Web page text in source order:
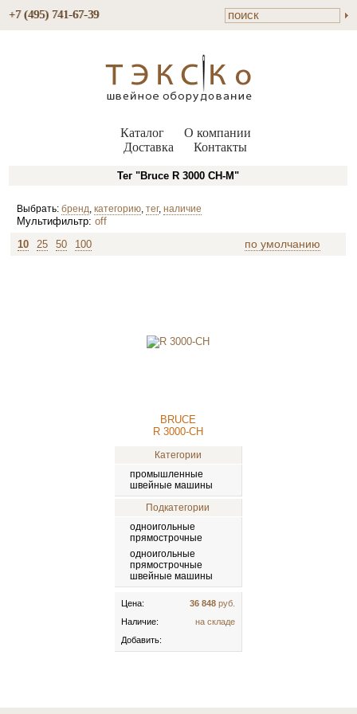
+7 (495) 741-67-39
Каталог
О компании
Доставка
Контакты
Тег "Bruce R 3000 CH-M"
Выбрать:бренд,категорию,тег,наличие
Мультифильтр:off
10
25 50 100 по умолчанию
BRUCE
R 3000-СH
Категории
промышленные
швейные машины
Подкатегории
одноигольные
прямострочные
одноигольные
прямострочные
швейные машины
Цена: 36 848руб.
Наличие:
на складе
Добавить: